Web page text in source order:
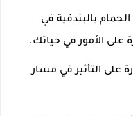
بالبندقية في
على الأمور في حياتك.
على التأثير في مسار